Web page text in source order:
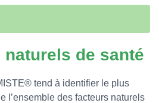
de santé
tend à identifier le plus
l’ensemble des facteurs naturels